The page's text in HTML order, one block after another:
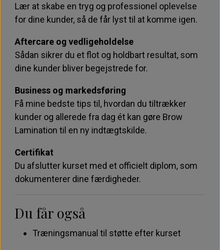
Lær at skabe en tryg og professionel oplevelse
for dine kunder, så de får lyst til at komme igen.
Aftercare og vedligeholdelse
Sådan sikrer du et flot og holdbart resultat, som
dine kunder bliver begejstrede for.
Business og markedsføring
Få mine bedste tips til, hvordan du tiltrækker
kunder og allerede fra dag ét kan gøre Brow
Lamination til en ny indtægtskilde.
Certifikat
Du afslutter kurset med et officielt diplom, som
dokumenterer dine færdigheder.
Du får også
Træningsmanual til støtte efter kurset